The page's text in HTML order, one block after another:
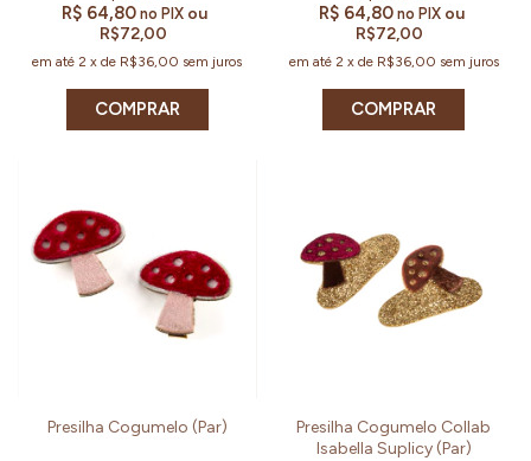
R$ 64,80 no PIX ou
R$72,00
em até2 xde R$36,00 sem juros
COMPRAR
R$ 64,80no PIX ou
R$72,00
em até 2 x de R$36,00 sem juros
COMPRAR
Presilha Cogumelo (Par)
Presilha Cogumelo Collab
Isabella Suplicy (Par)